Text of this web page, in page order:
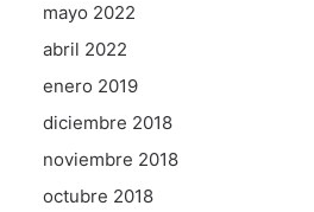
mayo 2022
abril 2022
enero 2019
diciembre 2018
noviembre 2018
octubre 2018